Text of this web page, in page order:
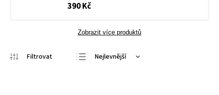
390 Kč
Zobrazit více produktů
Nejlevnější